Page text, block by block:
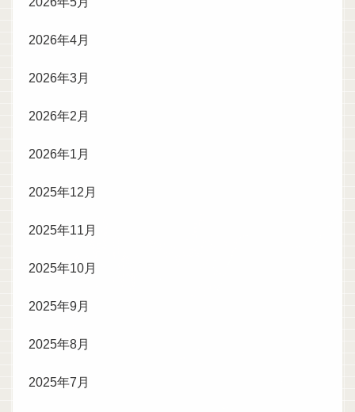
2026年4月
2026年3月
2026年2月
2026年1月
2025年12月
2025年11月
2025年10月
2025年9月
2025年8月
2025年7月